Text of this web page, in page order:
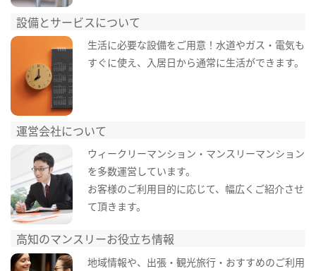
設備とサービスについて
生活に必要な設備をご用意！水道やガス・電気も
すぐに使え、入居日から通常に生活ができます。
運営会社について
ウィークリーマンション・マンスリーマンション
を多数運営しています。
お客様のご利用目的に応じて、幅広くご紹介させ
て頂きます。
高知のマンスリーお役立ち情報
地域情報や、出張・観光旅行・おすすめのご利用